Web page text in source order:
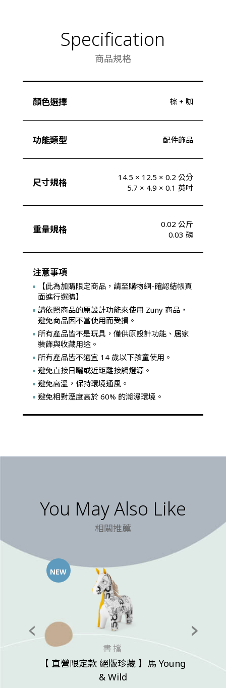
Specification
商品規格
顏色選擇 棕 + 咖
功能類型 配件飾品
尺寸規格
14.5 × 12.5 × 0.2 公分
5.7 × 4.9 × 0.1 英吋
重量規格
0.02 公斤
0.03 磅
注意事項
【此為加購限定商品，請至購物網-確認結帳頁
面進行選購】
請依照商品的原設計功能來使用 Zuny 商品，
避免商品因不當使用而受損。
所有產品皆不是玩具，僅供原設計功能、居家
裝飾與收藏用途。
所有產品皆不適宜 14 歲以下孩童使用。
避免直接日曬或近距離接觸燈源。
避免高溫，保持環境通風。
避免相對溼度高於 60% 的潮濕環境。
You May Also Like
相關推薦
書擋
【 直營限定款 絕版珍藏 】馬 Young
& Wild
NEW